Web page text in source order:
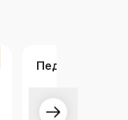
Педиатрия